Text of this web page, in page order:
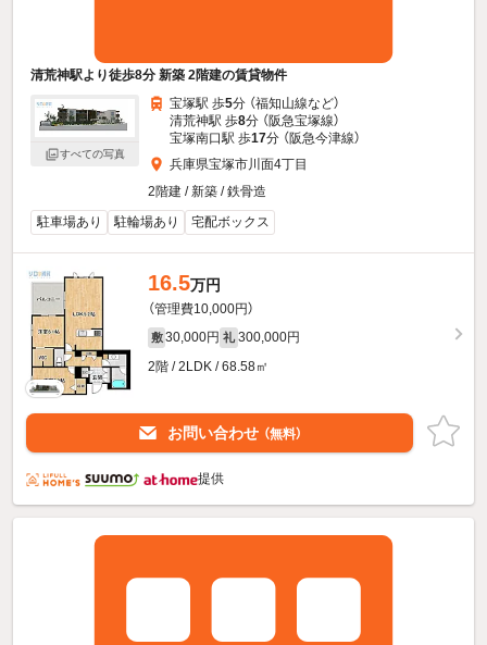
清荒神駅より徒歩8分 新築 2階建の賃貸物件
すべての写真
宝塚駅 歩5分 （福知山線など）
清荒神駅 歩8分 （阪急宝塚線）
宝塚南口駅 歩17分 （阪急今津線）
兵庫県宝塚市川面4丁目
2階建 / 新築 / 鉄骨造
駐車場あり
駐輪場あり 宅配ボックス
16.5万円
（管理費10,000円）
敷 30,000円 礼 300,000円
2階 / 2LDK / 68.58㎡
お問い合わせ （無料）
提供